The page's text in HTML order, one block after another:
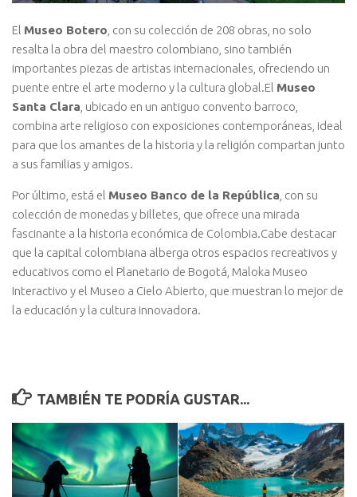
El Museo Botero , con su colección de 208 obras, no solo
resalta la obra del maestro colombiano, sino también
importantes piezas de artistas internacionales, ofreciendo un
puente entre el arte moderno y la cultura global.El Museo
Santa Clara , ubicado en un antiguo convento barroco,
combina arte religioso con exposiciones contemporáneas, ideal
para que los amantes de la historia y la religión compartan junto
a sus familias y amigos.
Por último, está el Museo Banco de la República , con su
colección de monedas y billetes, que ofrece una mirada
fascinante a la historia económica de Colombia.Cabe destacar
que la capital colombiana alberga otros espacios recreativos y
educativos como el Planetario de Bogotá, Maloka Museo
Interactivo y el Museo a Cielo Abierto, que muestran lo mejor de
la educación y la cultura innovadora.
TAMBIÉN TE PODRÍA GUSTAR...